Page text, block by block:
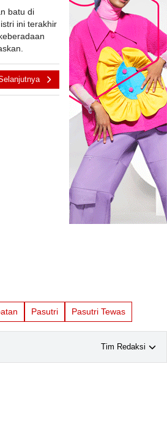
batu di
ini terakhir
Pasutri Pasutri Tewas
Tim Redaksi